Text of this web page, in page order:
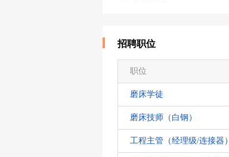
招聘职位
职位
磨床学徒
磨床技师（白钢）
工程主管（经理级/连接器）